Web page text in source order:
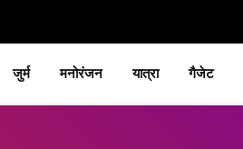
जुर्म मनोरंजन यात्रा गैजेट